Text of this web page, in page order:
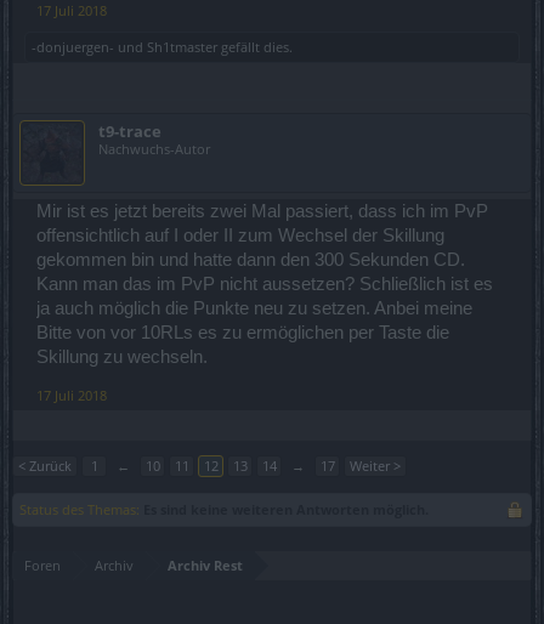
17 Juli 2018
-donjuergen- und Sh1tmaster gefällt dies.
t9-trace
Nachwuchs-Autor
Mir ist es jetzt bereits zwei Mal passiert, dass ich im PvP
offensichtlich auf I oder II zum Wechsel der Skillung
gekommen bin und hatte dann den 300 Sekunden CD.
Kann man das im PvP nicht aussetzen? Schließlich ist es
ja auch möglich die Punkte neu zu setzen. Anbei meine
Bitte von vor 10RLs es zu ermöglichen per Taste die
Skillung zu wechseln.
17 Juli 2018
< Zurück 1 ← 10 11 12 13 14 → 17 Weiter >
Status des Themas:
Foren Archiv Archiv Rest